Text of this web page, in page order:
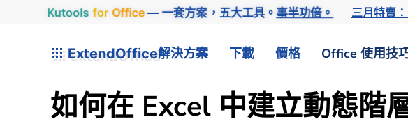
Kutools for Office— 一套方案，五大工具。事半功倍。 三月特賣
ExtendOffice解決方案 下載 價格 Office 使用技
如何在 Excel 中建立動態階